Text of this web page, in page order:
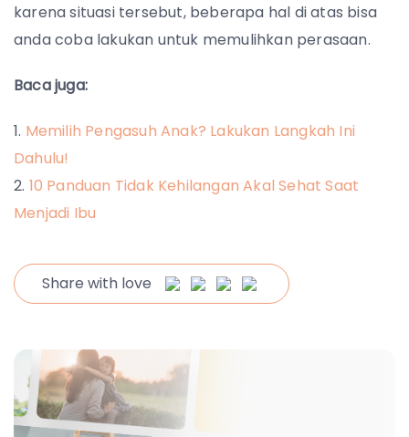
karena situasi tersebut, beberapa hal di atas bisa
anda coba lakukan untuk memulihkan perasaan.
Baca juga:
Memilih Pengasuh Anak? Lakukan Langkah Ini
Dahulu!
10 Panduan Tidak Kehilangan Akal Sehat Saat
Menjadi Ibu
Share with love